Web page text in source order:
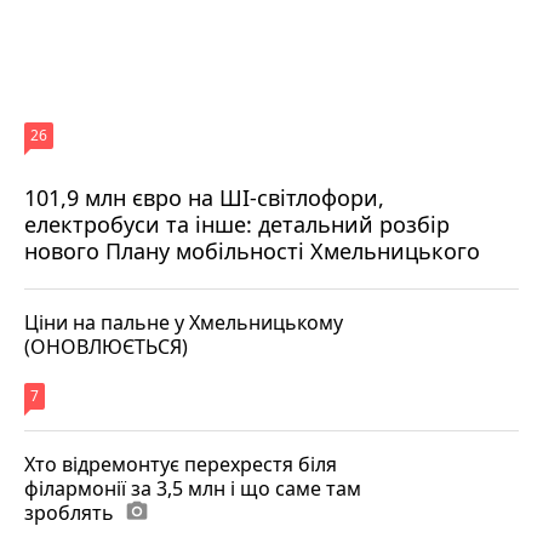
101,9 млн євро на ШІ-світлофори,
електробуси та інше: детальний розбір
нового Плану мобільності Хмельницького
26
Ціни на пальне у Хмельницькому
(ОНОВЛЮЄТЬСЯ)
7
Хто відремонтує перехрестя біля
філармонії за 3,5 млн і що саме там
зроблять photo_camera